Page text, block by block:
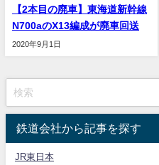
【2本目の廃車】東海道新幹線
N700aのX13編成が廃車回送
2020年9月1日
鉄道会社から記事を探す
JR東日本